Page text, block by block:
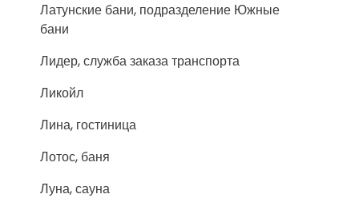
Латунские бани, подразделение Южные
бани
Лидер, служба заказа транспорта
Ликойл
Лина, гостиница
Лотос, баня
Луна, сауна